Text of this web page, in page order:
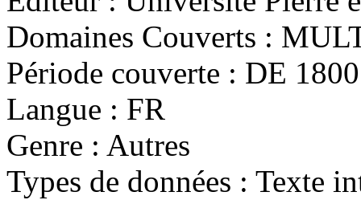
Domaines Couverts :
Période couverte : DE
Langue : FR
Genre : Autres
Types de données : Texte